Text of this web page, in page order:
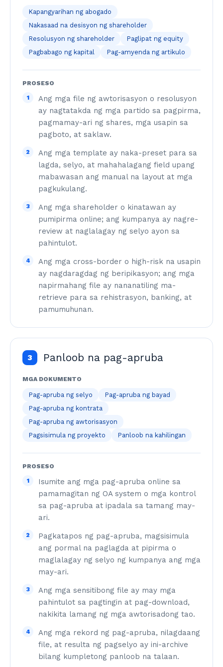
Kapangyarihan ng abogado
Nakasaad na desisyon ng shareholder
Resolusyon ng shareholder
Paglipat ng equity
Pagbabago ng kapital
Pag-amyenda ng artikulo
PROSESO
1
Ang mga file ng awtorisasyon o resolusyon
ay nagtatakda ng mga partido sa pagpirma,
pagmamay-ari ng shares, mga usapin sa
pagboto, at saklaw.
2
Ang mga template ay naka-preset para sa
lagda, selyo, at mahahalagang field upang
mabawasan ang manual na layout at mga
pagkukulang.
3
Ang mga shareholder o kinatawan ay
pumipirma online; ang kumpanya ay nagre-
review at naglalagay ng selyo ayon sa
pahintulot.
4
Ang mga cross-border o high-risk na usapin
ay nagdaragdag ng beripikasyon; ang mga
napirmahang file ay nananatiling ma-
retrieve para sa rehistrasyon, banking, at
pamumuhunan.
3 Panloob na pag-apruba
MGA DOKUMENTO
Pag-apruba ng selyo
Pag-apruba ng bayad
Pag-apruba ng kontrata
Pag-apruba ng awtorisasyon
Pagsisimula ng proyekto
Panloob na kahilingan
PROSESO
1
Isumite ang mga pag-apruba online sa
pamamagitan ng OA system o mga kontrol
sa pag-apruba at ipadala sa tamang may-
ari.
2
Pagkatapos ng pag-apruba, magsisimula
ang pormal na paglagda at pipirma o
maglalagay ng selyo ng kumpanya ang mga
may-ari.
3
Ang mga sensitibong file ay may mga
pahintulot sa pagtingin at pag-download,
nakikita lamang ng mga awtorisadong tao.
4
Ang mga rekord ng pag-apruba, nilagdaang
file, at resulta ng pagselyo ay ini-archive
bilang kumpletong panloob na talaan.